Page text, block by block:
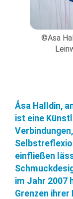
©Asa
Åsa Halldin,
ist eine
einfließen
im Jahr 2007
Grenzen